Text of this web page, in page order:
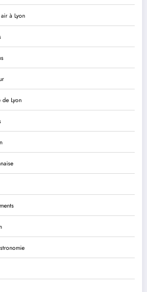
à Lyon
Lyon